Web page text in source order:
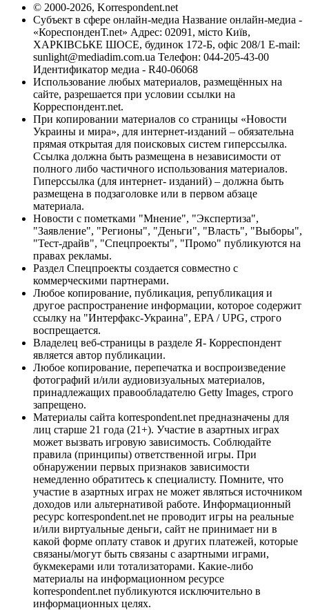
© 2000-2026, Korrespondent.net
Субъект в сфере онлайн-медиа Название онлайн-медиа -
«КореспонденТ.net» Адрес: 02091, місто Київ,
ХАРКІВСЬКЕ ШОСЕ, будинок 172-Б, офіс 208/1 E-mail:
sunlight@mediadim.com.ua Телефон: 044-205-43-00
Идентификатор медиа - R40-06068
Использование любых материалов, размещённых на
сайте, разрешается при условии ссылки на
Корреспондент.net.
При копировании материалов со страницы «Новости
Украины и мира», для интернет-изданий – обязательна
прямая открытая для поисковых систем гиперссылка.
Ссылка должна быть размещена в независимости от
полного либо частичного использования материалов.
Гиперссылка (для интернет- изданий) – должна быть
размещена в подзаголовке или в первом абзаце
материала.
Новости с пометками "Мнение", "Экспертиза",
"Заявление", "Регионы", "Деньги", "Власть", "Выборы",
"Тест-драйв", "Спецпроекты", "Промо" публикуются на
правах рекламы.
Раздел Спецпроекты создается совместно с
коммерческими партнерами.
Любое копирование, публикация, републикация и
другое распространение информации, которое содержит
ссылку на "Интерфакс-Украина", EPA / UPG, строго
воспрещается.
Владелец веб-страницы в разделе Я- Корреспондент
является автор публикации.
Любое копирование, перепечатка и воспроизведение
фотографий и/или аудиовизуальных материалов,
принадлежащих правообладателю Getty Images, строго
запрещено.
Материалы сайта korrespondent.net предназначены для
лиц старше 21 года (21+). Участие в азартных играх
может вызвать игровую зависимость. Соблюдайте
правила (принципы) ответственной игры. При
обнаружении первых признаков зависимости
немедленно обратитесь к специалисту. Помните, что
участие в азартных играх не может являться источником
доходов или альтернативой работе. Информационный
ресурс korrespondent.net не проводит игры на реальные
и/или виртуальные деньги, сайт не принимает ни в
какой форме оплату ставок и других платежей, которые
связаны/могут быть связаны с азартными играми,
букмекерами или тотализаторами. Какие-либо
материалы на информационном ресурсе
korrespondent.net публикуются исключительно в
информационных целях.